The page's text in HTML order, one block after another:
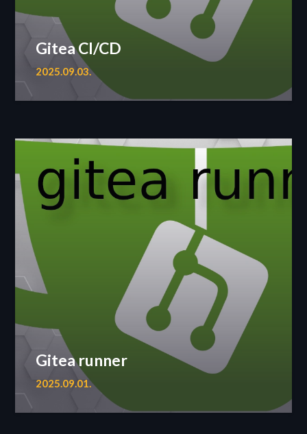
Gitea CI/CD
2025.09.03.
Gitea runner
2025.09.01.